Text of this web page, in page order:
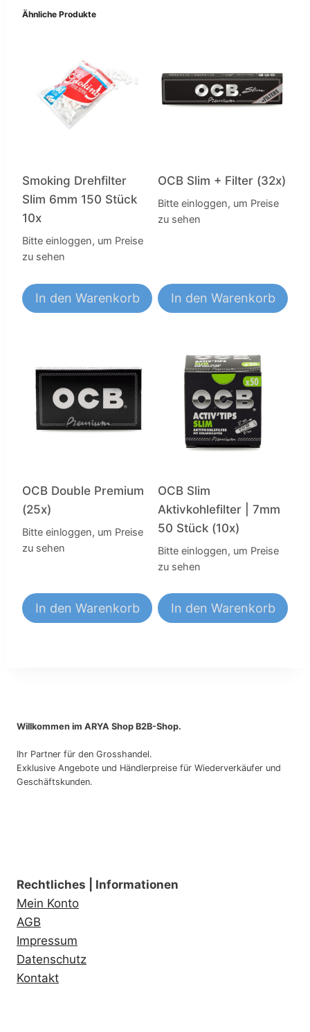
Ähnliche Produkte
Smoking Drehfilter
Slim 6mm 150 Stück
10x
Bitte einloggen, um Preise
zu sehen
In den Warenkorb
OCB Slim + Filter (32x)
Bitte einloggen, um Preise
zu sehen
In den Warenkorb
OCB Double Premium
(25x)
Bitte einloggen, um Preise
zu sehen
In den Warenkorb
OCB Slim
Aktivkohlefilter | 7mm
50 Stück (10x)
Bitte einloggen, um Preise
zu sehen
In den Warenkorb
Willkommen im ARYA Shop B2B-Shop.
Ihr Partner für den Grosshandel.
Exklusive Angebote und Händlerpreise für Wiederverkäufer und
Geschäftskunden.
Rechtliches | Informationen
Mein Konto
AGB
Impressum
Datenschutz
Kontakt